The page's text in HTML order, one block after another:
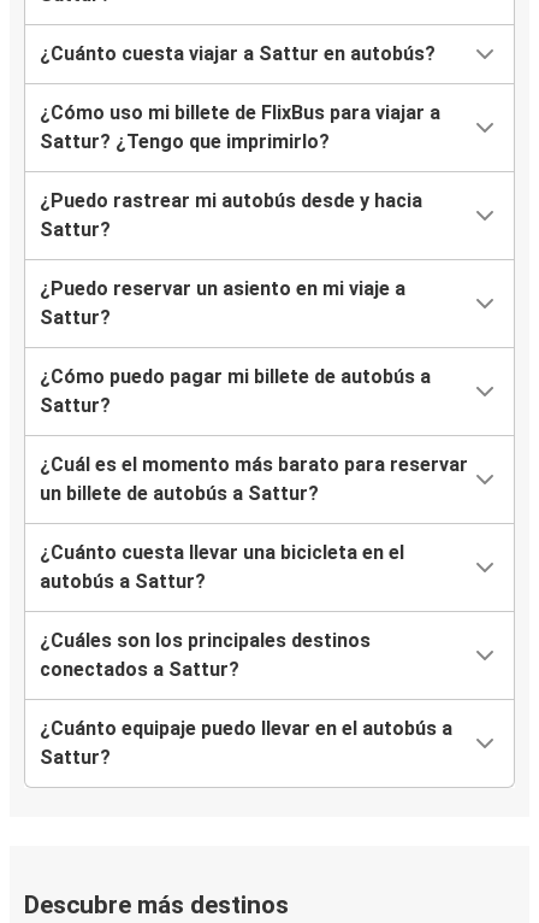
¿Cuánto cuesta viajar a Sattur en autobús?
¿Cómo uso mi billete de FlixBus para viajar a
Sattur? ¿Tengo que imprimirlo?
¿Puedo rastrear mi autobús desde y hacia
Sattur?
¿Puedo reservar un asiento en mi viaje a
Sattur?
¿Cómo puedo pagar mi billete de autobús a
Sattur?
¿Cuál es el momento más barato para reservar
un billete de autobús a Sattur?
¿Cuánto cuesta llevar una bicicleta en el
autobús a Sattur?
¿Cuáles son los principales destinos
conectados a Sattur?
¿Cuánto equipaje puedo llevar en el autobús a
Sattur?
Descubre más destinos